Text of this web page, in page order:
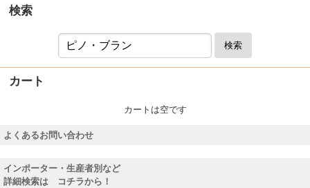
検索
検索
カート
カートは空です
よくあるお問い合わせ
インポーター・生産者別など
詳細検索は コチラから！